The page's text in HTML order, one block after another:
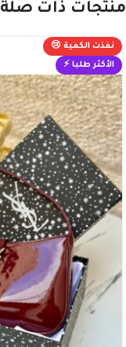
منتجات ذات صلة
نفذت الكمية 😢
الأكثر طلبا ⚡